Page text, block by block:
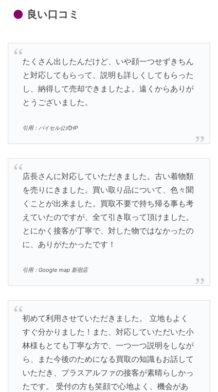
良い口コミ
たくさん出したんだけど、いや顔一つせずきちん
と対応してもらって、説明も詳しくしてもらった
し、納得して売却できましたよ。遠くからありが
とうございました。
引用：バイセル公式HP
店長さんに対応していただきました。古い着物類
を売りにきました。買い取り品について、色々聞
くことが出来ました。買取不要で持ち帰る事も考
えていたのですが、全て引き取って頂けました。
とにかく接客が丁寧で、対した物ではなかったの
に、ありがたかったです！
引用：Google map 新宿店
初めて利用させていただきました。 立地もよく
すぐ分かりました！また、対応していただいた小
林様もとても丁寧な方で、一つ一つ説明をしなが
ら、また今後のためになる買取の知識もお話して
いただき、プラスアルファの接客が素晴らしかっ
たです。 受付の方も笑顔で心地よく、機会があ